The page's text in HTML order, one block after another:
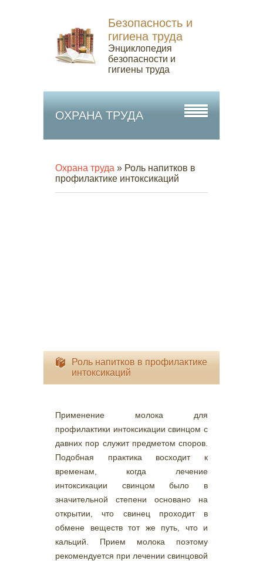
Безопасность и
гигиена труда
Энциклопедия
безопасности и
гигиены труда
ОХРАНА ТРУДА
Охрана труда » Роль напитков в
профилактике интоксикаций
Роль напитков в профилактике
интоксикаций
Применение молока для
профилактики интоксикации свинцом с
давних пор служит предметом споров.
Подобная практика восходит к
временам, когда лечение
интоксикации свинцом было в
значительной степени основано на
открытии, что свинец проходит в
обмене веществ тот же путь, что и
кальций. Прием молока поэтому
рекомендуется при лечении свинцовой